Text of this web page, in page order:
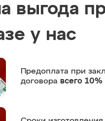
выгода
у нас
Предоплата при
договора всего 10%